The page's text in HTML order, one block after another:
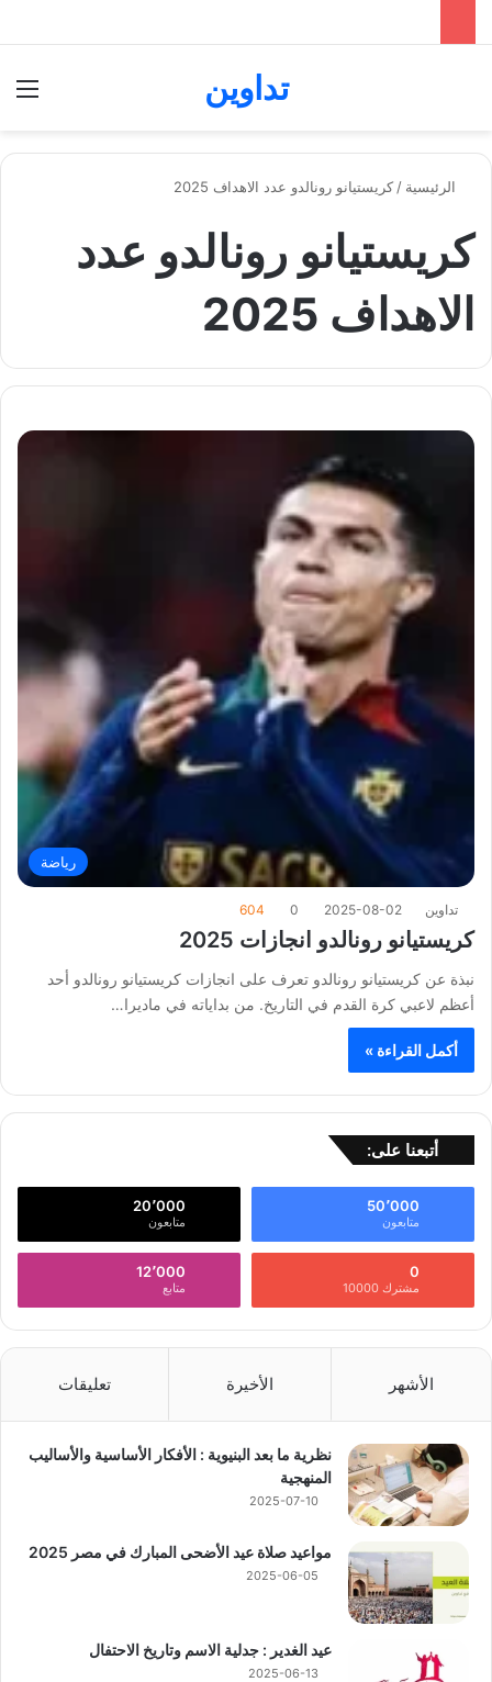
تداوين
الرئيسية / كريستيانو رونالدو عدد الاهداف 2025
كريستيانو رونالدو عدد
الاهداف 2025
رياضة
تداوين 2025-08-02
0
604
كريستيانو رونالدو انجازات 2025
نبذة عن كريستيانو رونالدو تعرف على انجازات كريستيانو رونالدو أحد
أعظم لاعبي كرة القدم في التاريخ. من بداياته في ماديرا…
أكمل القراءة »
أتبعنا على:
50٬000
متابعون
20٬000
متابعون
0
مشترك 10000
12٬000
متابع
الأشهر الأخيرة تعليقات
نظرية ما بعد البنيوية : الأفكار الأساسية والأساليب
المنهجية
2025-07-10
مواعيد صلاة عيد الأضحى المبارك في مصر 2025
2025-06-05
عيد الغدير : جدلية الاسم وتاريخ الاحتفال
2025-06-13